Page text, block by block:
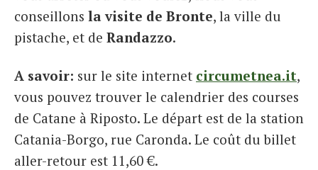
conseillons la visite de Bronte, la ville du
pistache, et de Randazzo.
A savoir: sur le site internet circumetnea.it,
vous pouvez trouver le calendrier des courses
de Catane à Riposto. Le départ est de la station
Catania-Borgo, rue Caronda. Le coût du billet
aller-retour est 11,60 €.